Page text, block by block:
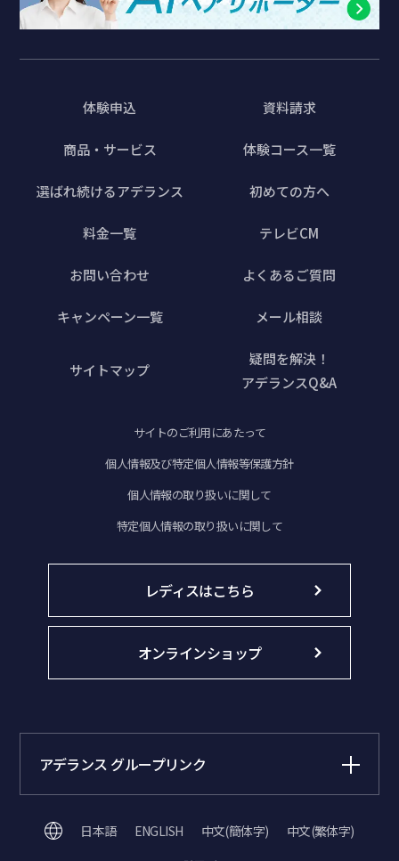
体験申込 資料請求
商品・サービス 体験コース一覧
選ばれ続けるアデランス 初めての方へ
料金一覧 テレビCM
お問い合わせ よくあるご質問
キャンペーン一覧 メール相談
サイトマップ
疑問を解決！
アデランスQ&A
サイトのご利用にあたって
個人情報及び特定個人情報等保護方針
個人情報の取り扱いに関して
特定個人情報の取り扱いに関して
レディスはこちら
オンラインショップ
アデランス グループリンク
日本語 ENGLISH 中文(簡体字)
中文(繁体字)